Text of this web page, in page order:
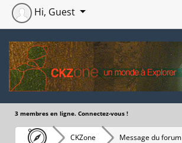
Hi, Guest
3 membres en ligne. Connectez-vous !
CKZone Message du forum